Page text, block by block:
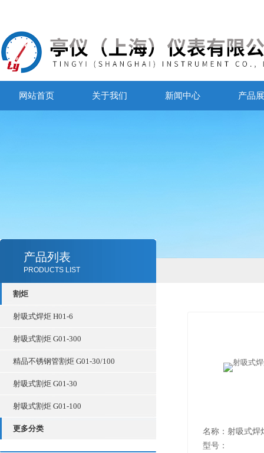
网站首页 关于我们 新闻中心 产品
产品列表
PRODUCTS LIST
割炬
射吸式焊炬 H01-6
射吸式割炬 G01-300
精品不锈钢管割炬 G01-30/100
射吸式割炬 G01-30
射吸式割炬 G01-100
更多分类
名称：射吸式焊
型号：